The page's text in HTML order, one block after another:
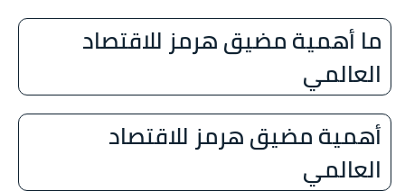
ما أهمية مضيق هرمز للاقتصاد
العالمي
أهمية مضيق هرمز للاقتصاد
العالمي